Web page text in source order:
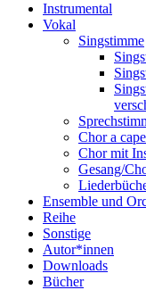
Instrumental
Vokal
Singstimme
Chor a
Chor mit
Gesang/
Ensemble und
Reihe
Sonstige
Autor*innen
Downloads
Bücher